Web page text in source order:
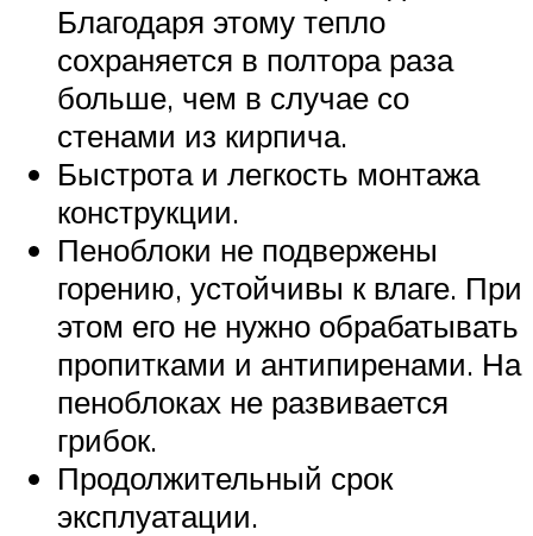
Благодаря этому тепло
сохраняется в полтора раза
больше, чем в случае со
стенами из кирпича.
Быстрота и легкость монтажа
конструкции.
Пеноблоки не подвержены
горению, устойчивы к влаге. При
этом его не нужно обрабатывать
пропитками и антипиренами. На
пеноблоках не развивается
грибок.
Продолжительный срок
эксплуатации.